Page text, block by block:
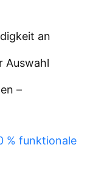
an
Auswahl
–
% funktionale